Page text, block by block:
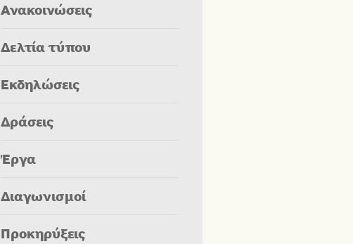
Ανακοινώσεις
Δελτία τύπου
Εκδηλώσεις
Δράσεις
Έργα
Διαγωνισμοί
Προκηρύξεις